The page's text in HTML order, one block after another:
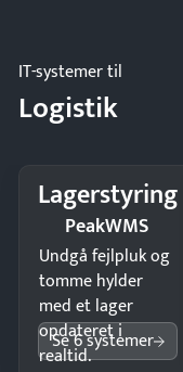
IT-systemer til
Logistik
Lagerstyring
PeakWMS
Undgå fejlpluk og
tomme hylder
med et lager
opdateret i
realtid.
Se 6 systemer